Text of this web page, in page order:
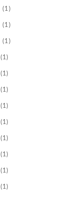
(1)
(1)
(1)
(1)
(1)
(1)
(1)
(1)
(1)
(1)
(1)
(1)